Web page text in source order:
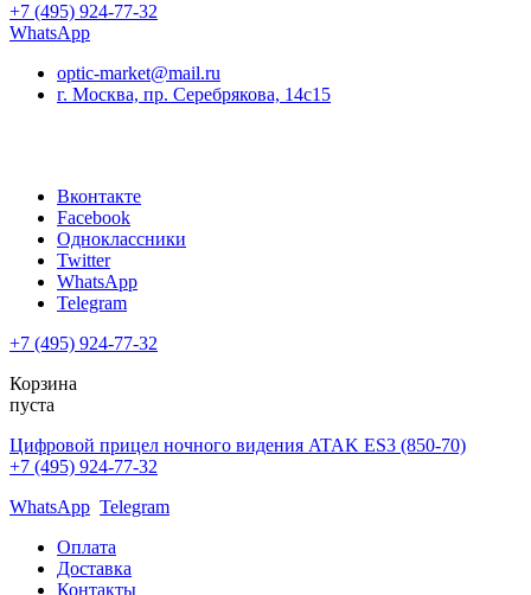
+7 (495) 924-77-32
WhatsApp
optic-market@mail.ru
г. Москва, пр. Серебрякова, 14с15
Вконтакте
Facebook
Одноклассники
Twitter
WhatsApp
Telegram
+7 (495) 924-77-32
Корзина
пуста
Цифровой прицел ночного видения ATAK ES3 (850-70)
+7 (495) 924-77-32
WhatsApp Telegram
Оплата
Доставка
Контакты